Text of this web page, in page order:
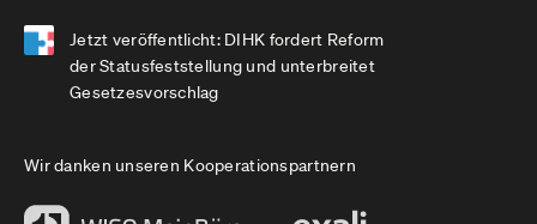
Jetzt veröffentlicht: DIHK fordert Reform
der Statusfeststellung und unterbreitet
Gesetzesvorschlag
Wir danken unseren Kooperationspartnern